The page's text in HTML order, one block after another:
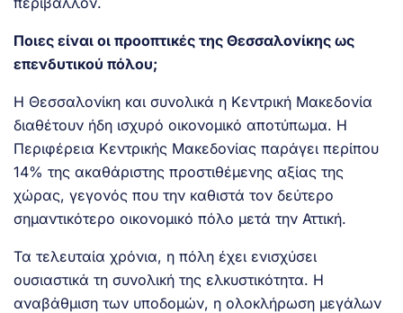
Ποιες είναι οι προοπτικές της Θεσσαλονίκης ως
επενδυτικού πόλου;
Η Θεσσαλονίκη και συνολικά η Κεντρική Μακεδονία
διαθέτουν ήδη ισχυρό οικονομικό αποτύπωμα. Η
Περιφέρεια Κεντρικής Μακεδονίας παράγει περίπου
14% της ακαθάριστης προστιθέμενης αξίας της
χώρας, γεγονός που την καθιστά τον δεύτερο
σημαντικότερο οικονομικό πόλο μετά την Αττική.
Τα τελευταία χρόνια, η πόλη έχει ενισχύσει
ουσιαστικά τη συνολική της ελκυστικότητα. Η
αναβάθμιση των υποδομών, η ολοκλήρωση μεγάλων